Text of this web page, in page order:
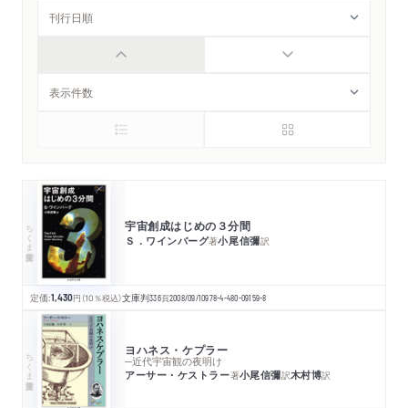
ちくま学芸文庫 宇宙創成はじめの３分間
Ｓ．ワインバーグ著小尾信彌訳
定価:1,430円 （10％税込）文庫判336頁2008/09/10978-4-480-09159-8
ちくま学芸文庫 ヨハネス・ケプラー
─近代宇宙観の夜明け
アーサー・ケストラー著小尾信彌訳木村博訳